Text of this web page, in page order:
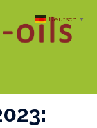
Deutsch ▼